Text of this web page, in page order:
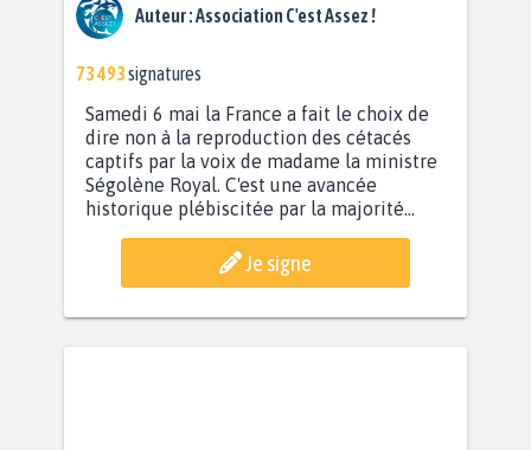
Auteur :Association C'est Assez !
73 493signatures
Samedi 6 mai la France a fait le choix de
dire non à la reproduction des cétacés
captifs par la voix de madame la ministre
Ségolène Royal. C'est une avancée
historique plébiscitée par la majorité...
Je signe